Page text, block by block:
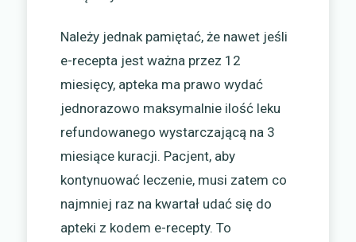
Należy jednak pamiętać, że nawet jeśli
e-recepta jest ważna przez 12
miesięcy, apteka ma prawo wydać
jednorazowo maksymalnie ilość leku
refundowanego wystarczającą na 3
miesiące kuracji. Pacjent, aby
kontynuować leczenie, musi zatem co
najmniej raz na kwartał udać się do
apteki z kodem e-recepty. To